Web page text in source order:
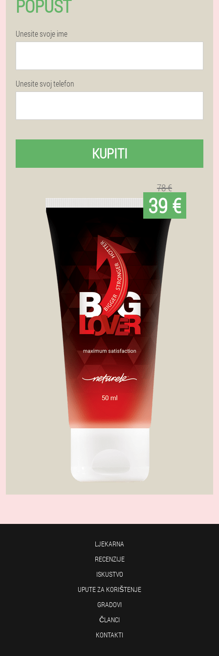
POPUST
Unesite svoje ime
Unesite svoj telefon
KUPITI
78 €
39 €
LJEKARNA
RECENZIJE
ISKUSTVO
UPUTE ZA KORIŠTENJE
GRADOVI
ČLANCI
KONTAKTI